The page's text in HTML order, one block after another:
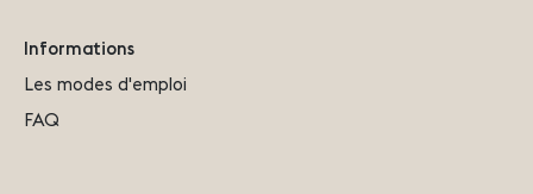
Informations
Les modes d'emploi
FAQ